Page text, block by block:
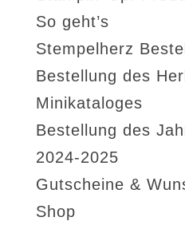
So geht’s
Stempelherz
Bestellung des
Minikataloges
Bestellung des
2024-2025
Gutscheine &
Shop